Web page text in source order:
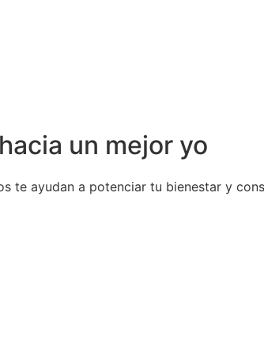
un mejor yo
te ayudan a potenciar tu bienestar y